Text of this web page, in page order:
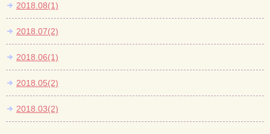
2018.08(1)
2018.07(2)
2018.06(1)
2018.05(2)
2018.03(2)